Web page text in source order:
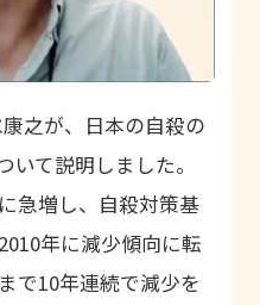
之が、日本の自殺の
て説明しました。
急増し、自殺対策基
2010年に減少傾向に転
で10年連続で減少を